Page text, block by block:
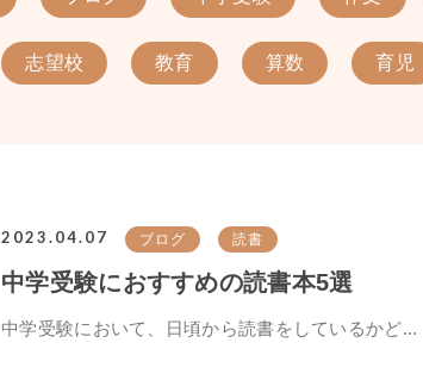
志望校 教育 算数 育児
2023.04.07 ブログ 読書
中学受験におすすめの読書本5選
中学受験において、日頃から読書をしているかど...